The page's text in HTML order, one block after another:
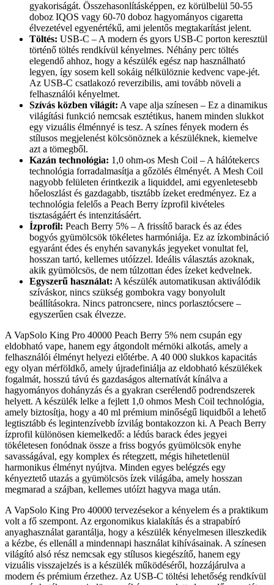
gyakoriságát. Összehasonlításképpen, ez körülbelül 50-55
doboz IQOS vagy 60-70 doboz hagyományos cigaretta
élvezetével egyenértékű, ami jelentős megtakarítást jelent.
Töltés: USB-C – A modern és gyors USB-C porton keresztül
történő töltés rendkívül kényelmes. Néhány perc töltés
elegendő ahhoz, hogy a készülék egész nap használható
legyen, így sosem kell sokáig nélkülöznie kedvenc vape-jét.
Az USB-C csatlakozó reverzibilis, ami tovább növeli a
felhasználói kényelmet.
Szívás közben világít: A vape alja színesen – Ez a dinamikus
világítási funkció nemcsak esztétikus, hanem minden slukkot
egy vizuális élménnyé is tesz. A színes fények modern és
stílusos megjelenést kölcsönöznek a készüléknek, kiemelve
azt a tömegből.
Kazán technológia: 1,0 ohm-os Mesh Coil – A hálótekercs
technológia forradalmasítja a gőzölés élményét. A Mesh Coil
nagyobb felületen érintkezik a liquiddel, ami egyenletesebb
hőeloszlást és gazdagabb, tisztább ízeket eredményez. Ez a
technológia felelős a Peach Berry ízprofil kivételes
tisztaságáért és intenzitásáért.
Ízprofil: Peach Berry 5% – A frissítő barack és az édes
bogyós gyümölcsök tökéletes harmóniája. Ez az ízkombináció
egyaránt édes és enyhén savanykás jegyeket vonultat fel,
hosszan tartó, kellemes utóízzel. Ideális választás azoknak,
akik gyümölcsös, de nem túlzottan édes ízeket kedvelnek.
Egyszerű használat: A készülék automatikusan aktiválódik
szíváskor, nincs szükség gombokra vagy bonyolult
beállításokra. Nincs patroncsere, nincs porlasztócsere –
egyszerűen csak élvezze.
A VapSolo King Pro 40000 Peach Berry 5% nem csupán egy
eldobható vape, hanem egy átgondolt mérnöki alkotás, amely a
felhasználói élményt helyezi előtérbe. A 40 000 slukkos kapacitás
egy olyan mérföldkő, amely újradefiniálja az eldobható készülékek
fogalmát, hosszú távú és gazdaságos alternatívát kínálva a
hagyományos dohányzás és a gyakran cserélendő podrendszerek
helyett. A készülék lelke a fejlett 1,0 ohmos Mesh Coil technológia,
amely biztosítja, hogy a 40 ml prémium minőségű liquidből a lehető
legtisztább és legintenzívebb ízvilág bontakozzon ki. A Peach Berry
ízprofil különösen kiemelkedő: a lédús barack édes jegyei
tökéletesen fonódnak össze a friss bogyós gyümölcsök enyhe
savasságával, egy komplex és rétegzett, mégis hihetetlenül
harmonikus élményt nyújtva. Minden egyes belégzés egy
kényeztető utazás a gyümölcsös ízek világába, amely hosszan
megmarad a szájban, kellemes utóízt hagyva maga után.
A VapSolo King Pro 40000 tervezésekor a kényelem és a praktikum
volt a fő szempont. Az ergonomikus kialakítás és a strapabíró
anyaghasználat garantálja, hogy a készülék kényelmesen illeszkedik
a kézbe, és ellenáll a mindennapi használat kihívásainak. A színesen
világító alsó rész nemcsak egy stílusos kiegészítő, hanem egy
vizuális visszajelzés is a készülék működéséről, hozzájárulva a
modern és prémium érzethez. Az USB-C töltési lehetőség rendkívül